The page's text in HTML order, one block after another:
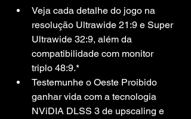
Veja cada detalhe do jogo na
resolução Ultrawide 21:9 e Super
Ultrawide 32:9, além da
compatibilidade com monitor
triplo 48:9.*
Testemunhe o Oeste Proibido
ganhar vida com a tecnologia
NViDIA DLSS 3 de upscaling e